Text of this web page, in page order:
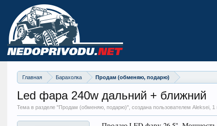
Главная Барахолка Продам (обменяю, подарю)
Led фара 240w дальний + ближний
Тема в разделе "Продам (обменяю, подарю)", создана пользователем Aleksei, 1